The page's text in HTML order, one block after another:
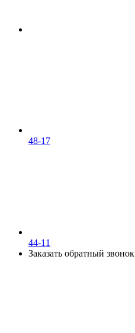
48-17
44-11
Заказать обратный звонок